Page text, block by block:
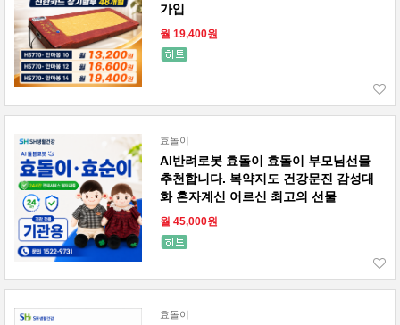
가입
월 19,400원
효돌이
AI반려로봇 효돌이 효돌이 부모님선물
추천합니다. 복약지도 건강문진 감성대
화 혼자계신 어르신 최고의 선물
월 45,000원
효돌이